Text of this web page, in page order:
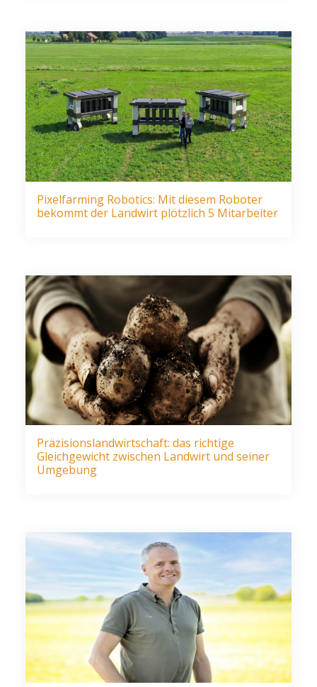
Pixelfarming Robotics: Mit diesem Roboter
bekommt der Landwirt plötzlich 5 Mitarbeiter
Präzisionslandwirtschaft: das richtige
Gleichgewicht zwischen Landwirt und seiner
Umgebung